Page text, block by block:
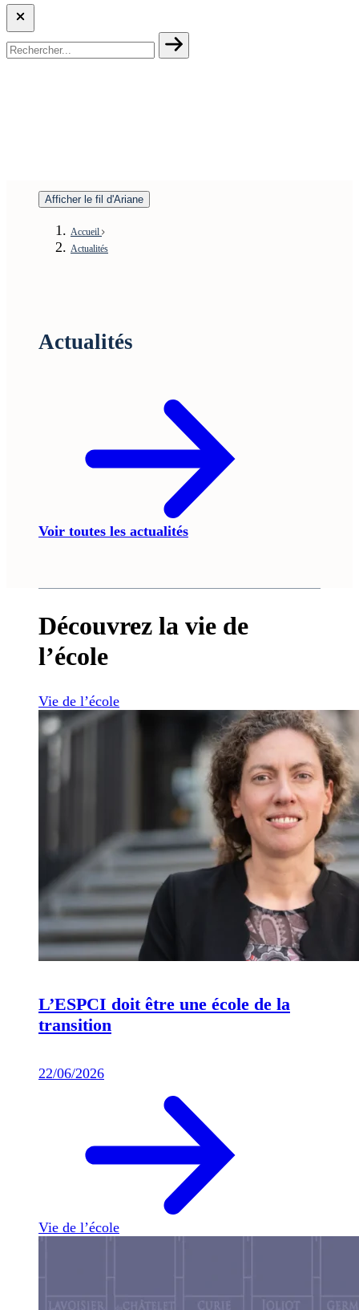
Afficher le fil d'Ariane
Accueil
Actualités
Actualités
Voir toutes les actualités
Découvrez la vie de
l’école
Vie de l’école
L’ESPCI doit être une école de la
transition
22/06/2026
Vie de l’école